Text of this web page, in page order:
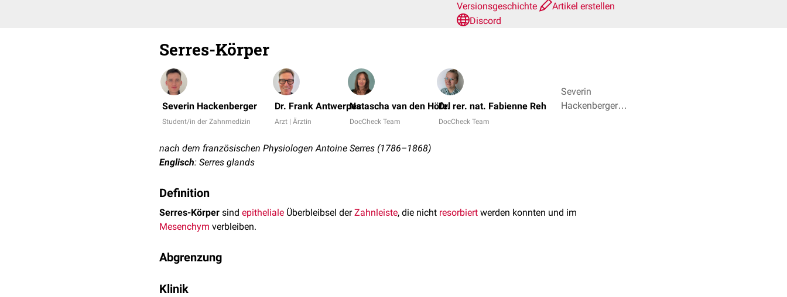
Versionsgeschichte
Artikel erstellen
Discord
Serres-Körper
Severin Hackenberger
Student/in der Zahnmedizin
Dr. Frank Antwerpes
Arzt | Ärztin
Natascha van den Höfel
DocCheck Team
Dr. rer. nat. Fabienne Reh
DocCheck Team
Severin
Hackenberger,
nach dem französischen Physiologen Antoine Serres (1786–1868)
Englisch: Serres glands
Definition
Serres-Körper sind epitheliale Überbleibsel derZahnleiste, die nicht resorbiert werden konnten und im
Mesenchym verbleiben.
Abgrenzung
Epithelscheide
Klinik